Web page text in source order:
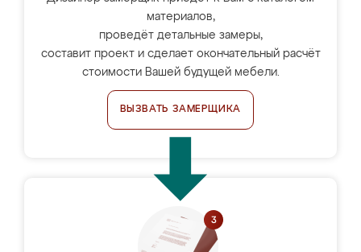
материалов,
проведёт детальные замеры,
составит проект и сделает окончательный расчёт
стоимости Вашей будущей мебели.
ВЫЗВАТЬ ЗАМЕРЩИКА